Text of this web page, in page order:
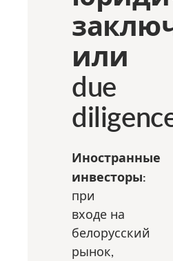
или
due
Иностранные
инвесторы:
при
входе на
белорусский
рынок,